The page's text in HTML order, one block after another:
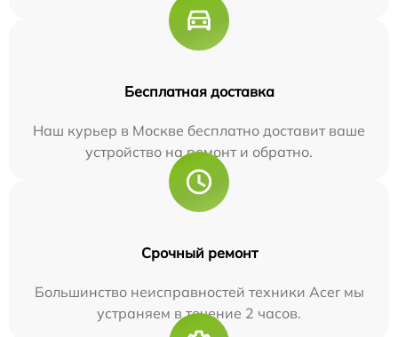
Бесплатная доставка
Наш курьер в Москве бесплатно доставит ваше
устройство на ремонт и обратно.
Срочный ремонт
Большинство неисправностей техники Acer мы
устраняем в течение 2 часов.